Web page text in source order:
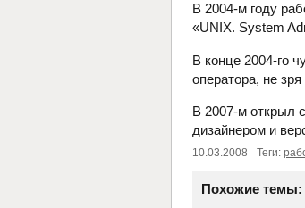
В 2004-м году
«UNIX. System
В конце 2004-го
оператора, не
В 2007-м открыл
дизайнером и
10.03.2008 Теги:
Похожие темы: